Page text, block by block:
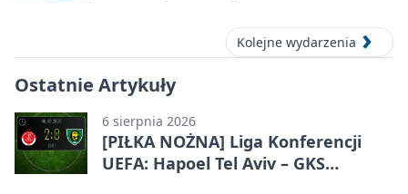
Kolejne wydarzenia
Ostatnie Artykuły
6 sierpnia 2026
[PIŁKA NOŻNA] Liga Konferencji
UEFA: Hapoel Tel Aviv – GKS